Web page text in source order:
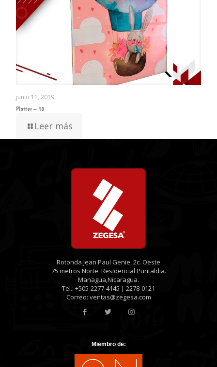
junio 11, 2019
Plotter – 10
Leer más
Rotonda Jean Paul Genie, 2c. Oeste
75 metros Norte. Residencial Puntaldia.
Managua,Nicaragua.
Tel.: +505-2277-4145 | 2278-0121
Correo: ventas@zegesa.com
Miembro de: